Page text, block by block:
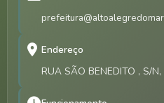
Endereço
RUA SÃO BENEDITO , S/